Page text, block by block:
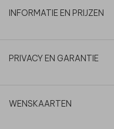
INFORMATIE EN PRIJZEN
PRIVACY EN GARANTIE
WENSKAARTEN